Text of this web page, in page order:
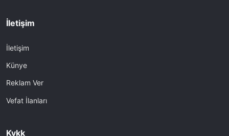
İletişim
İletişim
Künye
Reklam Ver
Vefat İlanları
Kvkk